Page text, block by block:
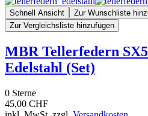
Schnell Ansicht
Zur Wunschliste
Zur Vergleichsliste hinzufügen
MBR Tellerfedern
Edelstahl (Set)
0 Sterne
45,00 CHF